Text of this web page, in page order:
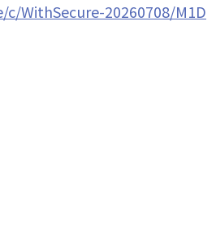
WithSecure-20260708/M1D